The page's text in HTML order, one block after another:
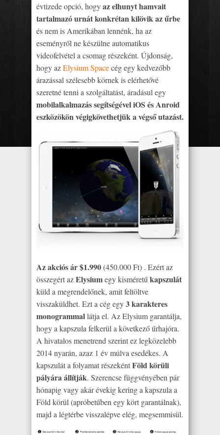
évtizede opció, hogyaz elhunyt hamvait
tartalmazó urnát konkrétan kilövik az űrbe
és nem is Amerikában lennénk, ha az
eseményről ne készülne automatikus
videofelvétel a csomag részeként. Újdonság,
hogy azElysium Spacecég egy kedvezőbb
árazással szélesebb körnek is elérhetővé
szeretné tenni a szolgáltatást, áradásul egy
mobilalkalmazás segítségével iOS és Anroid
eszközökön végigkövethetjük a végső utazást.
Az akciós ár $1.990(450.000 Ft) . Ezért az
összegért azElysiumegy kisméretűkapszulát
küld a megrendelőnek, amit feltöltve
visszaküldhet. Ezt a cég egy3 karakteres
monogrammallátja el. Az Elysium garantálja,
hogy a kapszula felkerül a következő űrhajóra.
A hivatalos menetrend szerint ez legközelebb
2014 nyarán, azaz 1 év múlva esedékes. A
kapszulát a folyamat részekéntFöld körüli
pályára állítják. Szerencse függvényében pár
hónapig vagy akár évekig kering a kapszula a
Föld körül (apróbetűben egy kört garantálnak),
majd a légtérbe visszalépve elég, megsemmisül.